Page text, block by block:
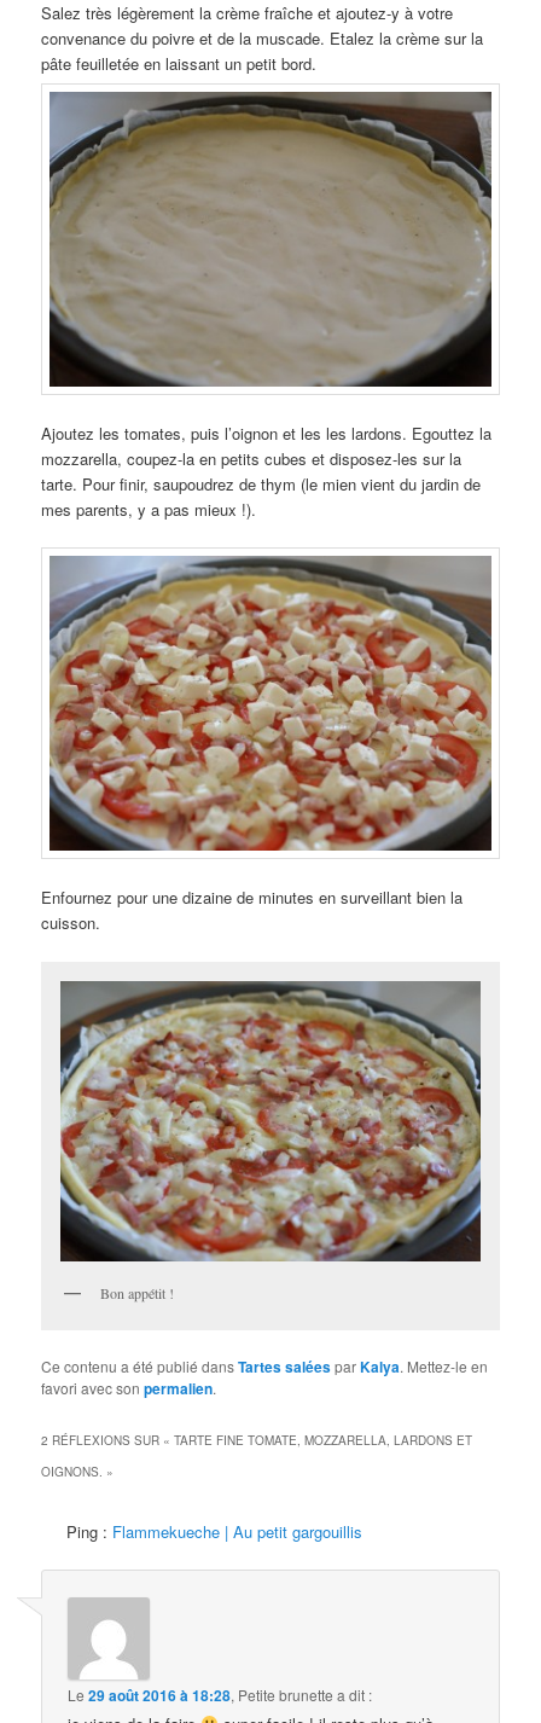
Salez très légèrement la crème fraîche et ajoutez-y à votre
convenance du poivre et de la muscade. Etalez la crème sur la
pâte feuilletée en laissant un petit bord.
Ajoutez les tomates, puis l’oignon et les les lardons. Egouttez la
mozzarella, coupez-la en petits cubes et disposez-les sur la
tarte. Pour finir, saupoudrez de thym (le mien vient du jardin de
mes parents, y a pas mieux !).
Enfournez pour une dizaine de minutes en surveillant bien la
cuisson.
Bon appétit !
Ce contenu a été publié dansTartes saléesparKalya. Mettez-le en
favori avec sonpermalien.
2 RÉFLEXIONS SUR «TARTE FINE TOMATE, MOZZARELLA, LARDONS ET
OIGNONS. »
Ping : Flammekueche | Au petit gargouillis
Le29 août 2016 à 18:28, Petite brunette a dit :